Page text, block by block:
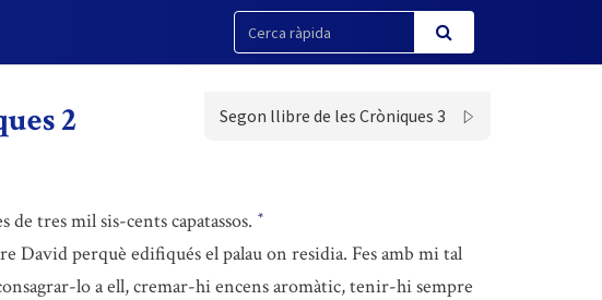
2 Segon llibre de les Cròniques 3
tres mil sis-cents capatassos. *
David perquè edifiqués el palau on residia. Fes amb mi tal
lo a ell, cremar-hi encens aromàtic, tenir-hi sempre